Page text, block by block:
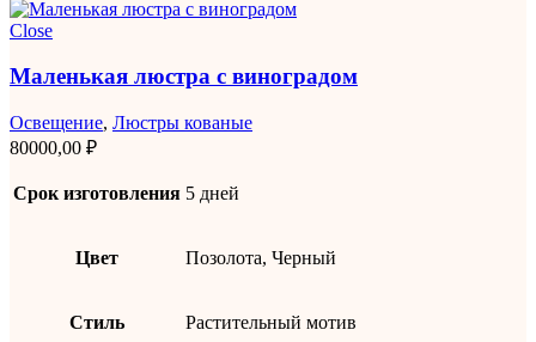
Close
Маленькая люстра с виноградом
Освещение, Люстры кованые
80000,00 ₽
Срок изготовления 5 дней
Цвет Позолота, Черный
Стиль Растительный мотив